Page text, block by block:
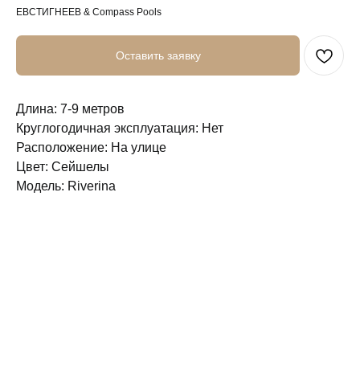
ЕВСТИГНЕЕВ & Compass Pools
Оставить заявку
Длина: 7-9 метров
Круглогодичная эксплуатация: Нет
Расположение: На улице
Цвет: Сейшелы
Модель: Riverina